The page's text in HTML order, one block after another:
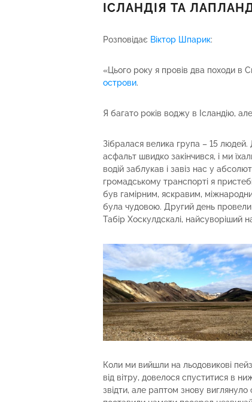
ІСЛАНДІЯ ТА
Розповідає Віктор Шпарик:
«Цього року я провів два походи в
острови.
Я багато років воджу в Ісландію,
Зібралася велика група – 15 людей.
асфальт швидко закінчився, і ми
водій заблукав і завіз нас у
громадському транспорті я
був гамірним, яскравим,
була чудовою. Другий день провели
Табір Хоскулдскалі, найсуворіший
Коли ми вийшли на льодовикові
від вітру, довелося спуститися в
звідти, але раптом знову